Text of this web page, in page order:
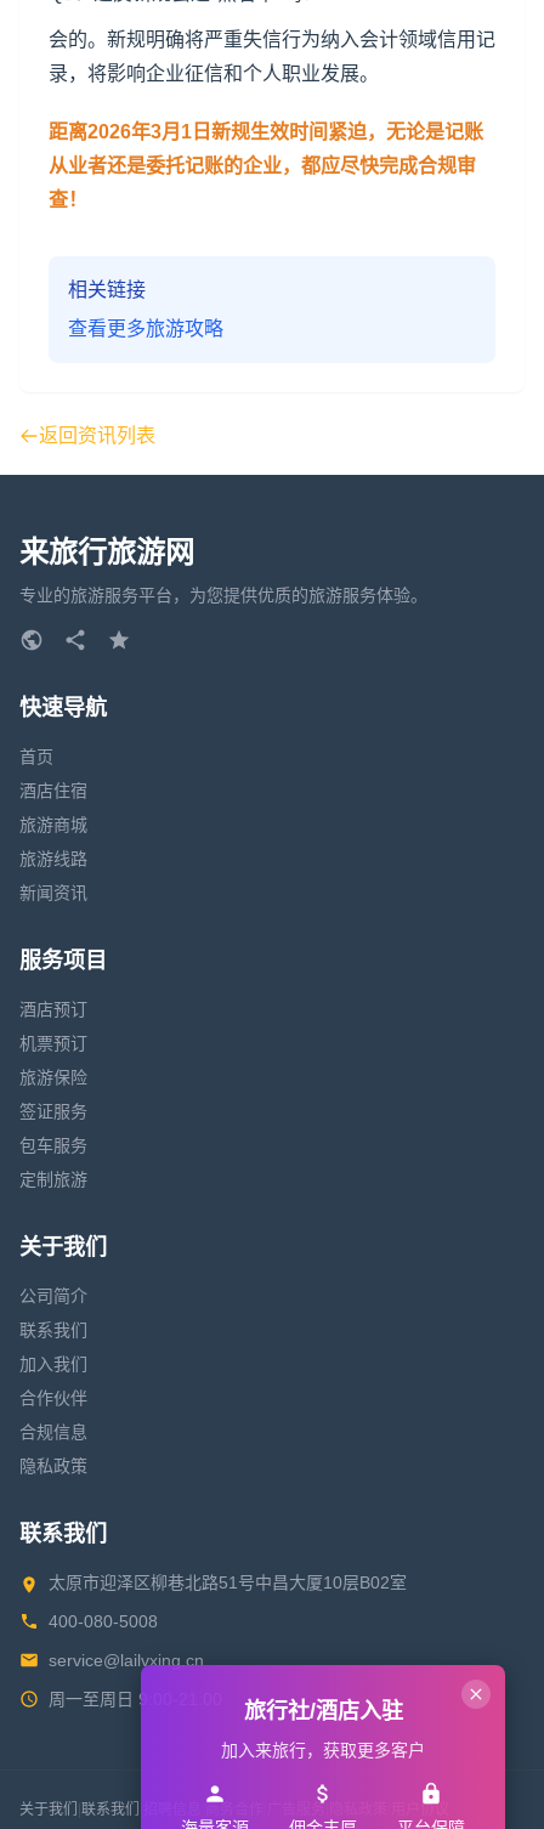
会的。新规明确将严重失信行为纳入会计领域信用记
录，将影响企业征信和个人职业发展。
距离2026年3月1日新规生效时间紧迫，无论是记账
从业者还是委托记账的企业，都应尽快完成合规审
查！
相关链接
查看更多旅游攻略
返回资讯列表
来旅行旅游网
专业的旅游服务平台，为您提供优质的旅游服务体验。
快速导航
首页
酒店住宿
旅游商城
旅游线路
新闻资讯
服务项目
酒店预订
机票预订
旅游保险
签证服务
包车服务
定制旅游
关于我们
公司简介
联系我们
加入我们
合作伙伴
合规信息
隐私政策
联系我们
太原市迎泽区柳巷北路51号中昌大厦10层B02室
400-080-5008
service@lailvxing.cn
周一至周日 9:00-21:00
关于我们 联系我们 用户协议
旅行社/酒店入驻
加入来旅行，获取更多客户